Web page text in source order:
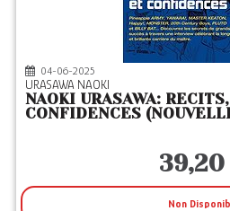
04-06-2025
URASAWA NAOKI
NAOKI URASAWA:
CONFIDENCES
Non